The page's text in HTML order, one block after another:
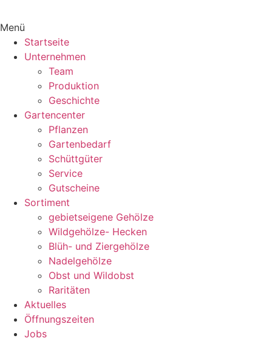
Menü
Startseite
Unternehmen
Team
Produktion
Geschichte
Gartencenter
Pflanzen
Gartenbedarf
Schüttgüter
Service
Gutscheine
Sortiment
gebietseigene Gehölze
Wildgehölze- Hecken
Blüh- und Ziergehölze
Nadelgehölze
Obst und Wildobst
Raritäten
Aktuelles
Öffnungszeiten
Jobs